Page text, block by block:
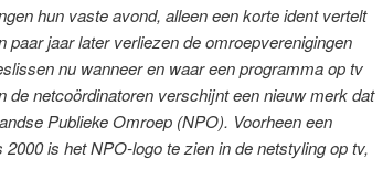
hun vaste avond, alleen een korte ident vertelt
paar jaar later verliezen de omroepverenigingen
nu wanneer en waar een programma op tv
netcoördinatoren verschijnt een nieuw merk dat
Publieke Omroep (NPO). Voorheen een
is het NPO-logo te zien in de netstyling op tv,